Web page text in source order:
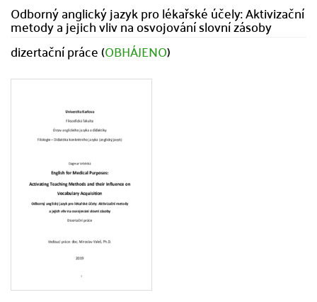
Odborný anglický jazyk pro lékařské účely: Aktivizační
metody a jejich vliv na osvojování slovní zásoby
dizertační práce (OBHÁJENO)